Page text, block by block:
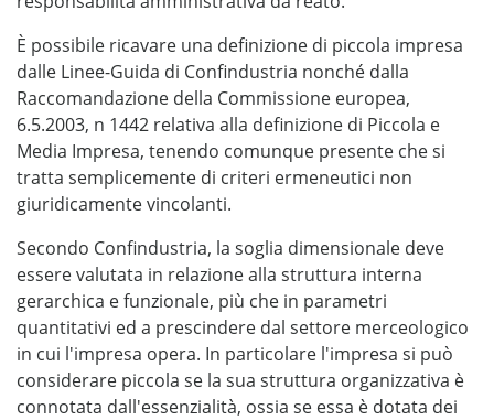
È possibile ricavare una definizione di piccola impresa
dalle Linee-Guida di Confindustria nonché dalla
Raccomandazione della Commissione europea,
6.5.2003, n 1442 relativa alla definizione di Piccola e
Media Impresa, tenendo comunque presente che si
tratta semplicemente di criteri ermeneutici non
giuridicamente vincolanti.
Secondo Confindustria, la soglia dimensionale deve
essere valutata in relazione alla struttura interna
gerarchica e funzionale, più che in parametri
quantitativi ed a prescindere dal settore merceologico
in cui l'impresa opera. In particolare l'impresa si può
considerare piccola se la sua struttura organizzativa è
connotata dall'essenzialità, ossia se essa è dotata dei